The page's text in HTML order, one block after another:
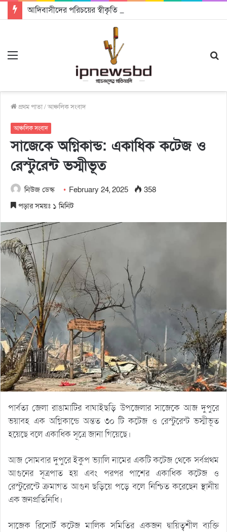
প্রথম পাতা/আঞ্চলিক সংবাদ
আঞ্চলিক সংবাদ
সাজেকে অগ্নিকান্ড: একাধিক কটেজ ও
রেস্টুরেন্ট ভস্মীভূত
নিউজ ডেস্ক February 24, 2025
358
পড়ার সময়ঃ ১ মিনিট
পার্বত্য জেলা রাঙামাটির বাঘাইছড়ি উপজেলার সাজেকে আজ দুপুরে
ভয়াবহ এক অগ্নিকান্ডে অন্তত ৩০ টি কটেজ ও রেস্টুরেন্ট ভস্মীভূত
হয়েছে বলে একাধিক সূত্রে জানা গিয়েছে।
আজ সোমবার দুপুরে ইকুপ ভ্যালি নামের একটি কটেজ থেকে সর্বপ্রথম
আগুনের সূত্রপাত হয় এবং পরপর পাশের একাধিক কটেজ ও
রেস্টুরেন্টে ক্রমাগত আগুন ছড়িয়ে পড়ে বলে নিশ্চিত করেছেন স্থানীয়
এক জনপ্রতিনিধি।
সাজেক রিসোর্ট কটেজ মালিক সমিতির একজন দ্বায়িত্বশীল ব্যক্তি